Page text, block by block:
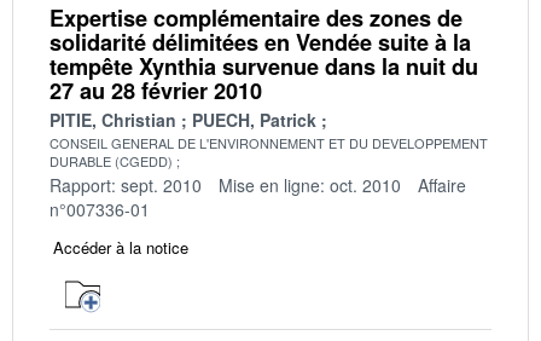
Expertise complémentaire des zones de
solidarité délimitées en Vendée suite à la
tempête Xynthia survenue dans la nuit du
27 au 28 février 2010
PITIE, Christian PUECH, Patrick
CONSEIL GENERAL DE L'ENVIRONNEMENT ET DU DEVELOPPEMENT
DURABLE (CGEDD)
Rapport: sept. 2010 Mise en ligne: oct. 2010
Affaire
n°007336-01
Accéder à la notice